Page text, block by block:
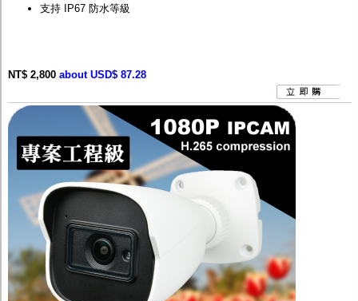
支持 IP67 防水等級
NT$ 2,800 about USD$ 87.28